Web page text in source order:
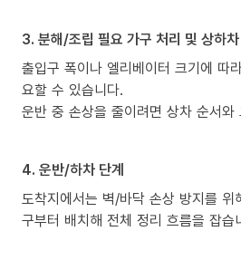
3. 분해/조립 필요 가구 처리 및 상하차
출입구 폭이나 엘리베이터 크기에 따
요할 수 있습니다.
운반 중 손상을 줄이려면 상차 순서와
4. 운반/하차 단계
도착지에서는 벽/바닥 손상 방지를
구부터 배치해 전체 정리 흐름을 잡습